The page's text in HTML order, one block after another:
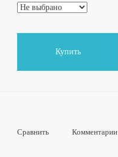
Купить
Сравнить Комментарии